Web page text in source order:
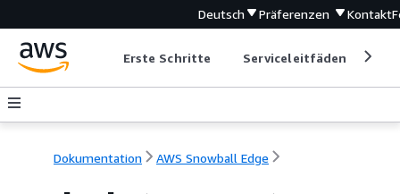
Deutsch Präferenzen Kontakt
Erste Schritte Serviceleitfäden
Dokumentation AWS Snowball Edge